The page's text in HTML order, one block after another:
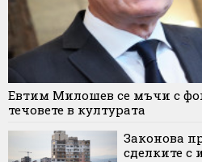
Евтим Милошев се мъчи с
течовете в културата
Законова
сделките с